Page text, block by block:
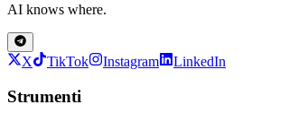
AI knows where.
X TikTok Instagram LinkedIn
Strumenti